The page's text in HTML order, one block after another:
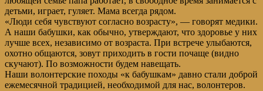
детьми, играет, гуляет. Мама всегда рядом.
«Люди себя чувствуют согласно возрасту», — говорят медики.
А наши бабушки, как обычно, утверждают, что здоровье у них
лучше всех, независимо от возраста. При встрече улыбаются,
охотно общаются, зовут приходить в гости почаще (видно
скучают). По возможности будем навещать.
Наши волонтерские походы «к бабушкам» давно стали доброй
ежемесячной традицией, необходимой для нас, волонтеров.